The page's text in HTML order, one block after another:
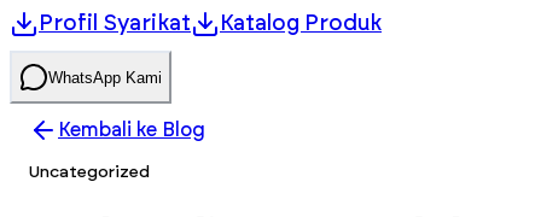
Profil Syarikat Katalog Produk
WhatsApp Kami
Kembali ke Blog
Uncategorized